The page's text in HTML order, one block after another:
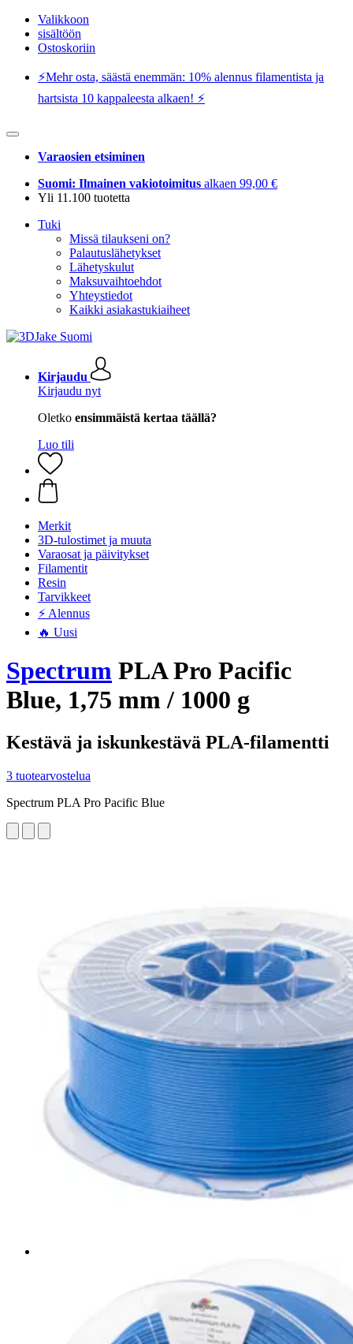
Valikkoon
sisältöön
Ostoskoriin
⚡️Mehr osta, säästä enemmän: 10% alennus filamentista ja
hartsista 10 kappaleesta alkaen! ⚡️
Varaosien etsiminen
Suomi: Ilmainen vakiotoimitus alkaen 99,00 €
Yli 11.100 tuotetta
Tuki
Missä tilaukseni on?
Palautuslähetykset
Lähetyskulut
Maksuvaihtoehdot
Yhteystiedot
Kaikki asiakastukiaiheet
Kirjaudu
Kirjaudu nyt
Oletko ensimmäistä kertaa täällä?
Luo tili
Merkit
3D-tulostimet ja muuta
Varaosat ja päivitykset
Filamentit
Resin
Tarvikkeet
⚡ Alennus
🔥 Uusi
Spectrum PLA Pro Pacific
Blue, 1,75 mm / 1000 g
Kestävä ja iskunkestävä PLA-filamentti
3 tuotearvostelua
Spectrum PLA Pro Pacific Blue